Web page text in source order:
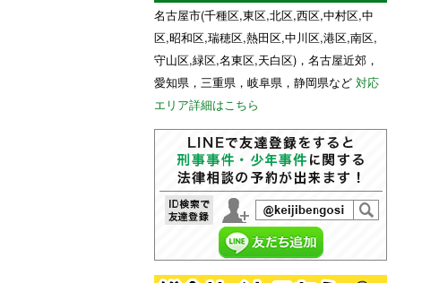
名古屋市(千種区,東区,北区,西区,中村区,中
区,昭和区,瑞穂区,熱田区,中川区,港区,南区,
守山区,緑区,名東区,天白区)，名古屋近郊，
愛知県，三重県，岐阜県，静岡県など 対応
エリア詳細はこちら